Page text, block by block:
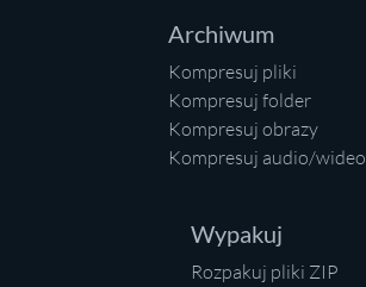
Archiwum
Kompresuj pliki
Kompresuj folder
Kompresuj obrazy
Kompresuj audio/wideo
Wypakuj
Rozpakuj pliki ZIP